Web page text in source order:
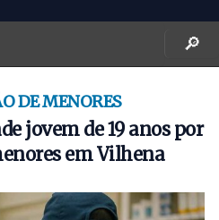
🔎
DE MENORES
jovem de 19 anos por
em Vilhena